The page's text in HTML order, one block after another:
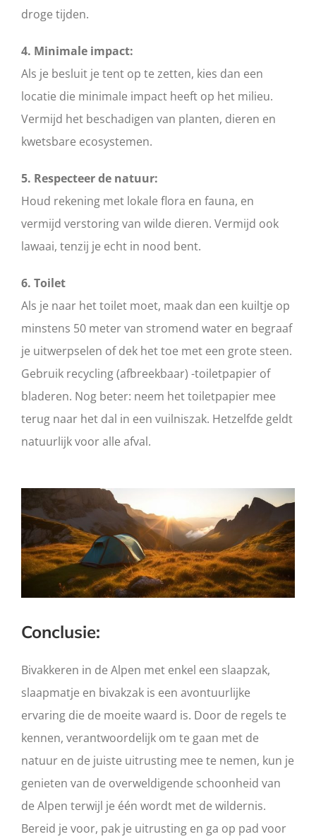
droge tijden.
4. Minimale impact:
Als je besluit je tent op te zetten, kies dan een
locatie die minimale impact heeft op het milieu.
Vermijd het beschadigen van planten, dieren en
kwetsbare ecosystemen.
5. Respecteer de natuur:
Houd rekening met lokale flora en fauna, en
vermijd verstoring van wilde dieren. Vermijd ook
lawaai, tenzij je echt in nood bent.
6. Toilet
Als je naar het toilet moet, maak dan een kuiltje op
minstens 50 meter van stromend water en begraaf
je uitwerpselen of dek het toe met een grote steen.
Gebruik recycling (afbreekbaar) -toiletpapier of
bladeren. Nog beter: neem het toiletpapier mee
terug naar het dal in een vuilniszak. Hetzelfde geldt
natuurlijk voor alle afval.
Conclusie:
Bivakkeren in de Alpen met enkel een slaapzak,
slaapmatje en bivakzak is een avontuurlijke
ervaring die de moeite waard is. Door de regels te
kennen, verantwoordelijk om te gaan met de
natuur en de juiste uitrusting mee te nemen, kun je
genieten van de overweldigende schoonheid van
de Alpen terwijl je één wordt met de wildernis.
Bereid je voor, pak je uitrusting en ga op pad voor